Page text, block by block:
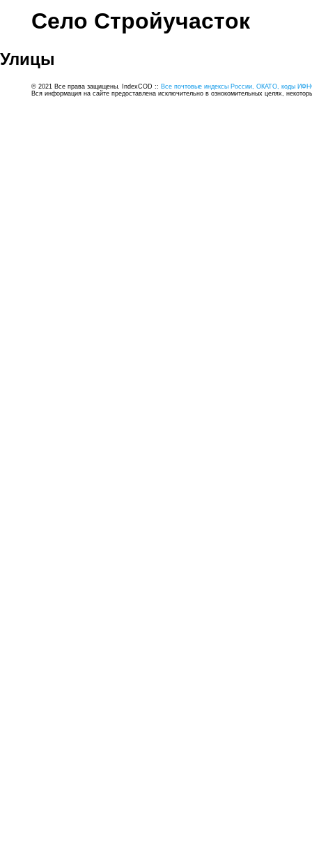
Село Стройучасток
Улицы
© 2021 Все права защищены. IndexCOD :: Все почтовые индексы России, ОКАТО, коды
Вся информация на сайте предоставлена исключительно в ознокомительных целях,